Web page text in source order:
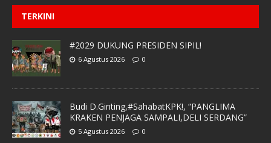
TERKINI
#2029 DUKUNG PRESIDEN SIPIL!
6 Agustus 2026 0
Budi D.Ginting,#SahabatKPK!, “PANGLIMA
KRAKEN PENJAGA SAMPALI,DELI SERDANG”
5 Agustus 2026 0